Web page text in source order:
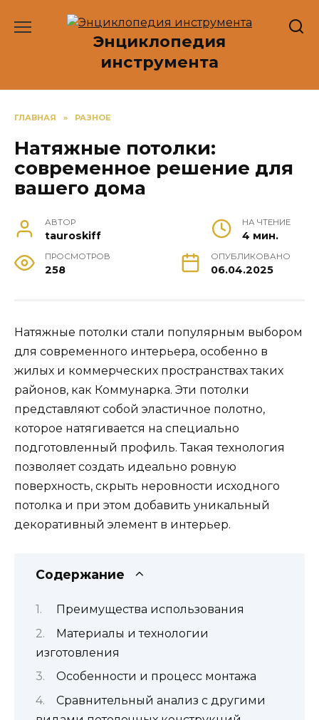
Энциклопедия
инструмента
ГЛАВНАЯ » РАЗНОЕ
Натяжные потолки:
современное решение для
вашего дома
АВТОР
tauroskiff
НА ЧТЕНИЕ
4 мин.
ПРОСМОТРОВ
258
ОПУБЛИКОВАНО
06.04.2025
Натяжные потолки стали популярным выбором
для современного интерьера, особенно в
жилых и коммерческих пространствах таких
районов, как Коммунарка. Эти потолки
представляют собой эластичное полотно,
которое натягивается на специально
подготовленный профиль. Такая технология
позволяет создать идеально ровную
поверхность, скрыть неровности исходного
потолка и при этом добавить уникальный
декоративный элемент в интерьер.
Содержание
Преимущества использования
Материалы и технологии
изготовления
Особенности и процесс монтажа
Сравнительный анализ с другими